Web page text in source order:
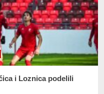
i Loznica podelili